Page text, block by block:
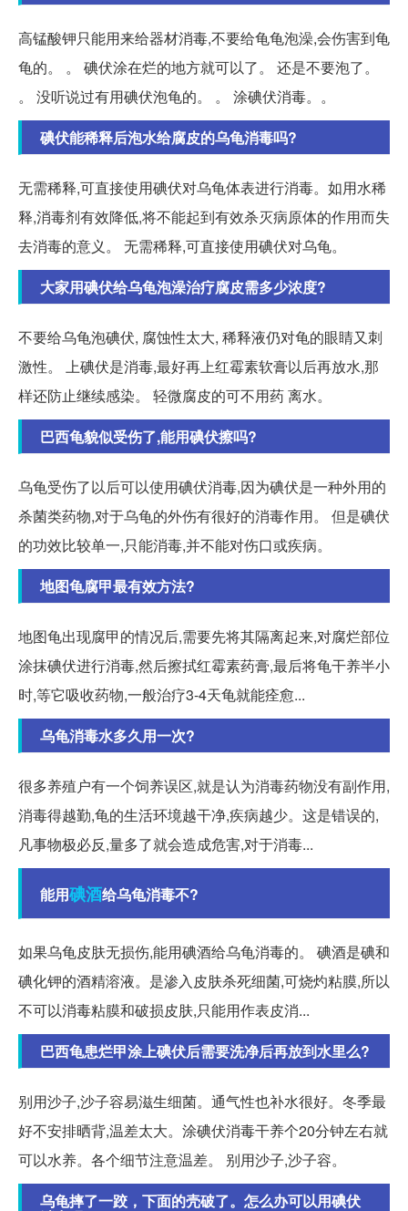
高锰酸钾只能用来给器材消毒,不要给龟龟泡澡,会伤害到龟
龟的。 。 碘伏涂在烂的地方就可以了。 还是不要泡了。
。 没听说过有用碘伏泡龟的。 。 涂碘伏消毒。。
碘伏能稀释后泡水给腐皮的乌龟消毒吗?
无需稀释,可直接使用碘伏对乌龟体表进行消毒。如用水稀
释,消毒剂有效降低,将不能起到有效杀灭病原体的作用而失
去消毒的意义。 无需稀释,可直接使用碘伏对乌龟。
大家用碘伏给乌龟泡澡治疗腐皮需多少浓度?
不要给乌龟泡碘伏, 腐蚀性太大, 稀释液仍对龟的眼睛又刺
激性。 上碘伏是消毒,最好再上红霉素软膏以后再放水,那
样还防止继续感染。 轻微腐皮的可不用药 离水。
巴西龟貌似受伤了,能用碘伏擦吗?
乌龟受伤了以后可以使用碘伏消毒,因为碘伏是一种外用的
杀菌类药物,对于乌龟的外伤有很好的消毒作用。 但是碘伏
的功效比较单一,只能消毒,并不能对伤口或疾病。
地图龟腐甲最有效方法?
地图龟出现腐甲的情况后,需要先将其隔离起来,对腐烂部位
涂抹碘伏进行消毒,然后擦拭红霉素药膏,最后将龟干养半小
时,等它吸收药物,一般治疗3-4天龟就能痊愈...
乌龟消毒水多久用一次?
很多养殖户有一个饲养误区,就是认为消毒药物没有副作用,
消毒得越勤,龟的生活环境越干净,疾病越少。这是错误的,
凡事物极必反,量多了就会造成危害,对于消毒...
能用碘酒给乌龟消毒不?
如果乌龟皮肤无损伤,能用碘酒给乌龟消毒的。 碘酒是碘和
碘化钾的酒精溶液。是渗入皮肤杀死细菌,可烧灼粘膜,所以
不可以消毒粘膜和破损皮肤,只能用作表皮消...
巴西龟患烂甲涂上碘伏后需要洗净后再放到水里么?
别用沙子,沙子容易滋生细菌。通气性也补水很好。冬季最
好不安排晒背,温差太大。涂碘伏消毒干养个20分钟左右就
可以水养。各个细节注意温差。 别用沙子,沙子容。
乌龟摔了一跤，下面的壳破了。怎么办可以用碘伏